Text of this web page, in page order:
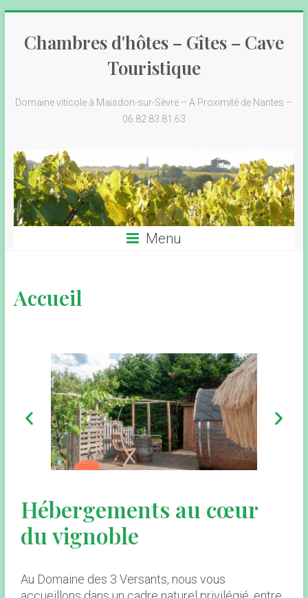
Chambres d'hôtes – Gîtes – Cave
Touristique
Domaine viticole à Maisdon-sur-Sèvre – A Proximité de Nantes –
06.82.83.81.63
Menu
Accueil
Hébergements au cœur
du vignoble
Au Domaine des 3 Versants, nous vous